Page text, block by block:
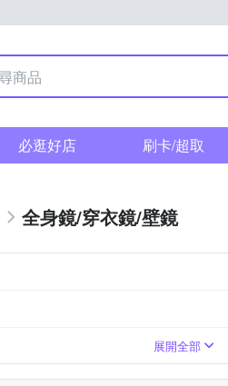
必逛好店 刷卡/超取
全身鏡/穿衣鏡/壁鏡
展開全部